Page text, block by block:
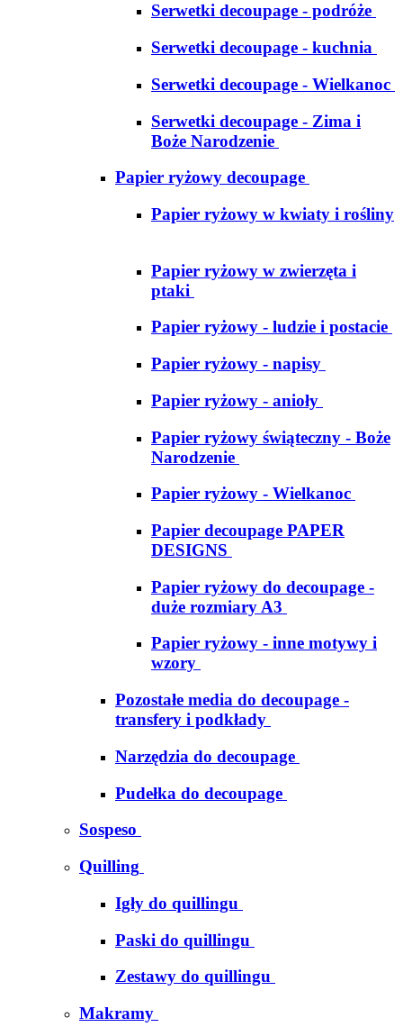
Serwetki decoupage - podróże
Serwetki decoupage - kuchnia
Serwetki decoupage - Wielkanoc
Serwetki decoupage - Zima i
Boże Narodzenie
Papier ryżowy decoupage
Papier ryżowy w kwiaty i rośliny
Papier ryżowy w zwierzęta i
ptaki
Papier ryżowy - ludzie i postacie
Papier ryżowy - napisy
Papier ryżowy - anioły
Papier ryżowy świąteczny - Boże
Narodzenie
Papier ryżowy - Wielkanoc
Papier decoupage PAPER
DESIGNS
Papier ryżowy do decoupage -
duże rozmiary A3
Papier ryżowy - inne motywy i
wzory
Pozostałe media do decoupage -
transfery i podkłady
Narzędzia do decoupage
Pudełka do decoupage
Sospeso
Quilling
Igły do quillingu
Paski do quillingu
Zestawy do quillingu
Makramy